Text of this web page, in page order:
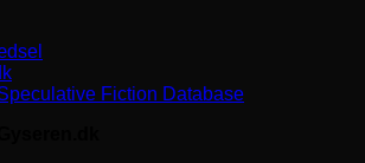
Fiction Database